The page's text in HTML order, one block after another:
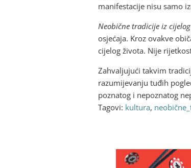
manifestacije nisu samo
Neobične tradicije iz
osjećaja. Kroz ovakve
cijelog života. Nije
Zahvaljujući takvim
razumijevanju tuđih
poznatog i nepoznatog
Tagovi: kultura,